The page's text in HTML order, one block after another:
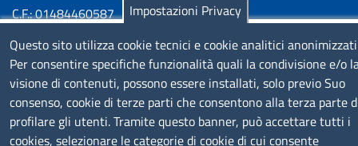
C.F.: 01484460587
P.Iva: 01000211001
SERVIZIO REALIZZATO DA
Impostazioni Privacy
Questo sito utilizza cookie tecnici e cookie analitici
Per consentire specifiche funzionalità quali la condivisione e/o
visione di contenuti, possono essere installati, solo previo Suo
consenso, cookie di terze parti che consentono alla terza parte
profilare gli utenti. Tramite questo banner, può accettare tutti i
cookies, selezionare le categorie di cookie di cui consente